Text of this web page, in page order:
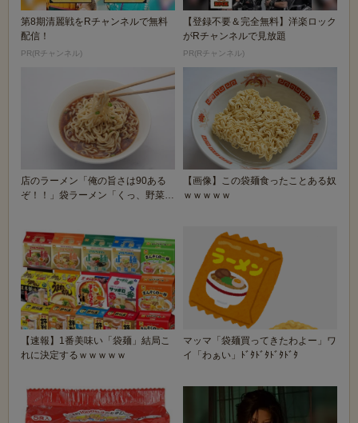
第8期清麗戦をRチャンネルで無料
配信！
PR(Rチャンネル)
【登録不要＆完全無料】洋楽ロック
がRチャンネルで見放題
PR(Rチャンネル)
店のラーメン「俺の旨さは90ある
ぞ！！」袋ラーメン「くっ、野菜を
【画像】この袋麺食ったことある奴
ｗｗｗｗｗ
【速報】1番美味い「袋麺」結局こ
れに決定するｗｗｗｗｗ
マッマ「袋麺買ってきたわよー」ワ
イ「わぁい」ﾄﾞﾀﾄﾞﾀﾄﾞﾀﾄﾞﾀ